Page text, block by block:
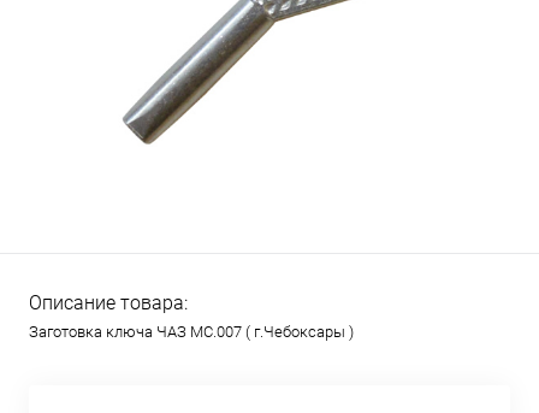
Описание товара:
Заготовка ключа ЧАЗ МС.007 ( г.Чебоксары )